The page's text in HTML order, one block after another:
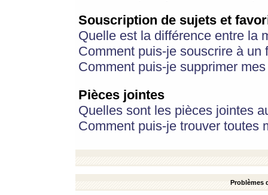
Souscription de sujets et
Quelle est la différence entre la
Comment puis-je souscrire à
Comment puis-je supprimer
Pièces jointes
Quelles sont les pièces jointes
Comment puis-je trouver toutes
Problèmes